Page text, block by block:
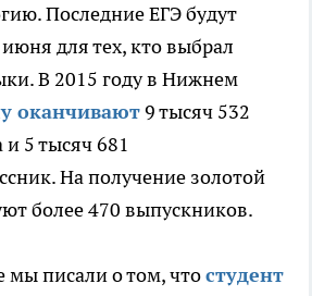
Последние ЕГЭ будут
для тех, кто выбрал
В 2015 году в Нижнем
оканчивают9 тысяч 532
и 5 тысяч 681
На получение золотой
более 470 выпускников.
писали о том, чтостудент